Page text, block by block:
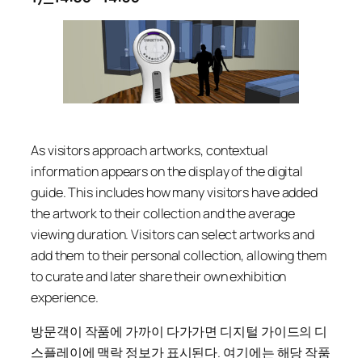
As visitors approach artworks, contextual
information appears on the display of the digital
guide. This includes how many visitors have added
the artwork to their collection and the average
viewing duration. Visitors can select artworks and
add them to their personal collection, allowing them
to curate and later share their own exhibition
experience.
방문객이 작품에 가까이 다가가면 디지털 가이드의 디
스플레이에 맥락 정보가 표시된다. 여기에는 해당 작품